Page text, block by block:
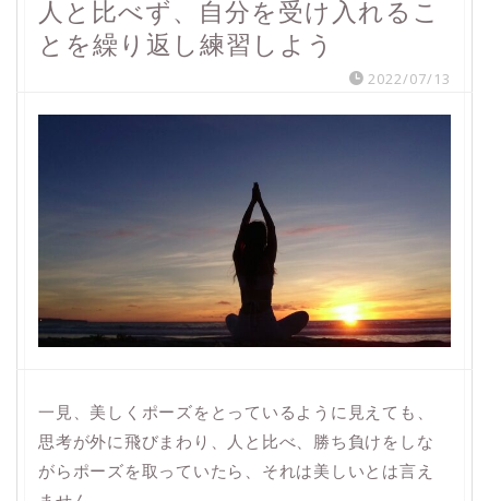
人と比べず、自分を受け入れるこ
とを繰り返し練習しよう
2022/07/13
一見、美しくポーズをとっているように見えても、
思考が外に飛びまわり、人と比べ、勝ち負けをしな
がらポーズを取っていたら、それは美しいとは言え